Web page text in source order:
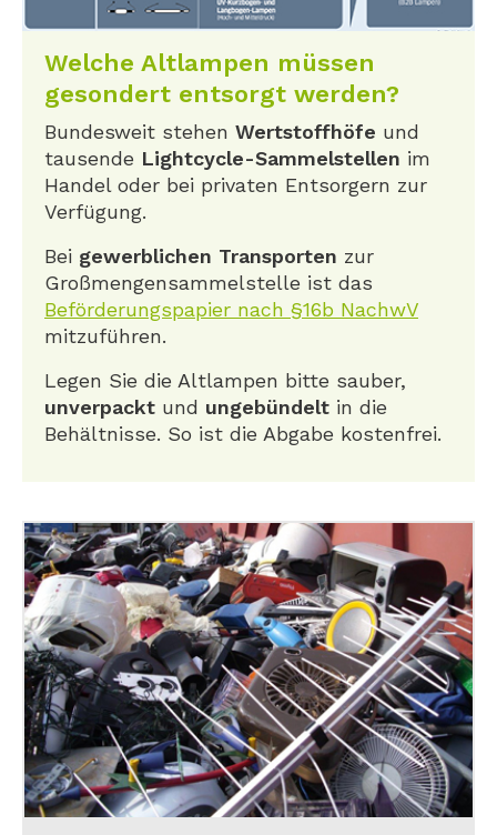
Welche Altlampen müssen
gesondert entsorgt werden?
Bundesweit stehen Wertstoffhöfe und
tausende Lightcycle-Sammelstellen im
Handel oder bei privaten Entsorgern zur
Verfügung.
Bei gewerblichen Transporten zur
Großmengensammelstelle ist das
Beförderungspapier nach §16b NachwV
mitzuführen.
Legen Sie die Altlampen bitte sauber,
unverpackt und ungebündelt in die
Behältnisse. So ist die Abgabe kostenfrei.